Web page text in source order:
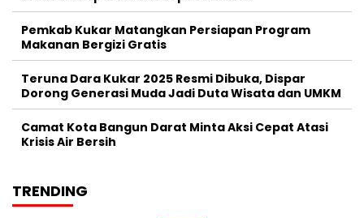
Pemkab Kukar Matangkan Persiapan Program
Makanan Bergizi Gratis
Teruna Dara Kukar 2025 Resmi Dibuka, Dispar
Dorong Generasi Muda Jadi Duta Wisata dan UMKM
Camat Kota Bangun Darat Minta Aksi Cepat Atasi
Krisis Air Bersih
TRENDING